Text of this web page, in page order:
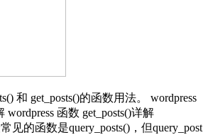
和 get_posts()的函数用法。 wordpress
wordpress 函数 get_posts()详解
见的函数是query_posts()，但query_post